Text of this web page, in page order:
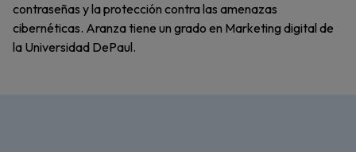
contraseñas y la protección contra las amenazas
cibernéticas. Aranza tiene un grado en Marketing digital de
la Universidad DePaul.